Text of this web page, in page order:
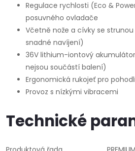
Regulace rychlosti (Eco &
posuvného ovladače
Včetně nože a cívky se
snadné navíjení)
36V lithium-iontový
nejsou součástí balení)
Ergonomická rukojeť pro
Provoz s nízkými vibracemi
Technické